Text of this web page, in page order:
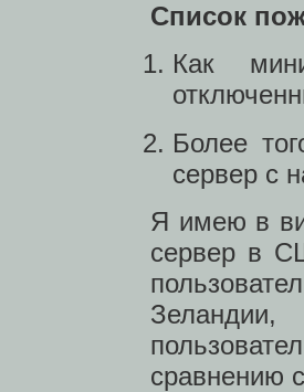
Список
Как
Более
сервер с
Я имею в
сервер в
сравнению